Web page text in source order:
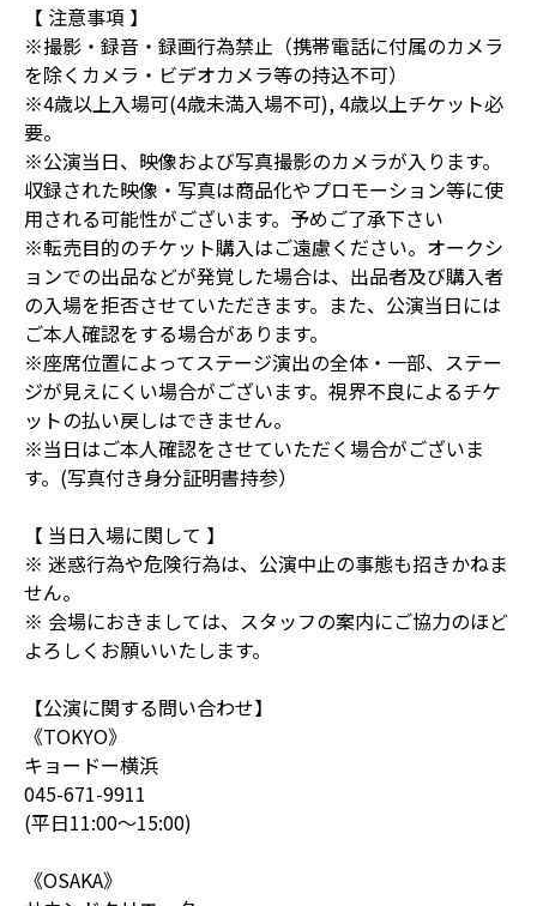
【 注意事項 】
※撮影・録音・録画行為禁止（携帯電話に付属のカメラ
を除くカメラ・ビデオカメラ等の持込不可）
※4歳以上入場可(4歳未満入場不可), 4歳以上チケット必
要。
※公演当日、映像および写真撮影のカメラが入ります。
収録された映像・写真は商品化やプロモーション等に使
用される可能性がございます。予めご了承下さい
※転売目的のチケット購入はご遠慮ください。オークシ
ョンでの出品などが発覚した場合は、出品者及び購入者
の入場を拒否させていただきます。また、公演当日には
ご本人確認をする場合があります。
※座席位置によってステージ演出の全体・一部、ステー
ジが見えにくい場合がございます。視界不良によるチケ
ットの払い戻しはできません。
※当日はご本人確認をさせていただく場合がございま
す。(写真付き身分証明書持参）
【 当日入場に関して 】
※ 迷惑行為や危険行為は、公演中止の事態も招きかねま
せん。
※ 会場におきましては、スタッフの案内にご協力のほど
よろしくお願いいたします。
【公演に関する問い合わせ】
《TOKYO》
キョードー横浜
045-671-9911
(平日11:00～15:00)
《OSAKA》